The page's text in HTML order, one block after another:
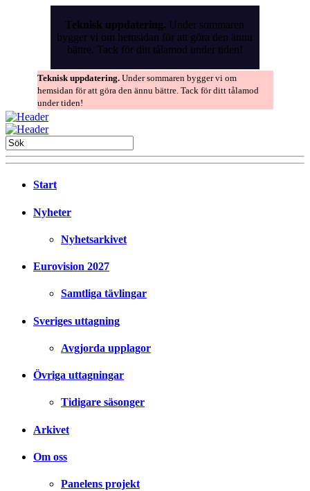
Teknisk uppdatering. Under sommaren
bygger vi om hemsidan för att göra den ännu
bättre. Tack för ditt tålamod under tiden!
Teknisk uppdatering. Under sommaren bygger vi om
hemsidan för att göra den ännu bättre. Tack för ditt tålamod
under tiden!
Start
Nyheter
Nyhetsarkivet
Eurovision 2027
Samtliga tävlingar
Sveriges uttagning
Avgjorda upplagor
Övriga uttagningar
Tidigare säsonger
Arkivet
Om oss
Panelens projekt